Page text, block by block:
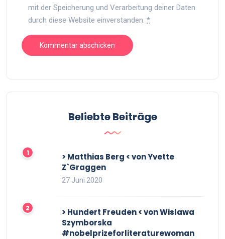
mit der Speicherung und Verarbeitung deiner Daten
durch diese Website einverstanden. *
Beliebte Beiträge
> Matthias Berg < von Yvette
Z`Graggen
27 Juni 2020
> Hundert Freuden < von Wislawa
Szymborska
#nobelprizeforliteraturewoman